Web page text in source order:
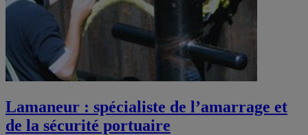
Lamaneur : spécialiste de l’amarrage et
de la sécurité portuaire